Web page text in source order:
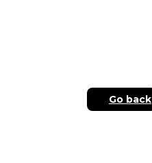
Go back